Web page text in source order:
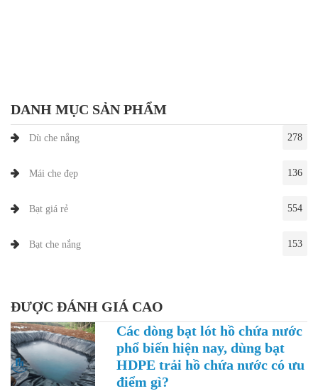
DANH MỤC SẢN PHẨM
Dù che nắng 278
Mái che đẹp 136
Bạt giá rẻ 554
Bạt che nắng 153
ĐƯỢC ĐÁNH GIÁ CAO
Các dòng bạt lót hồ chứa nước
phổ biến hiện nay, dùng bạt
HDPE trải hồ chứa nước có ưu
điểm gì?